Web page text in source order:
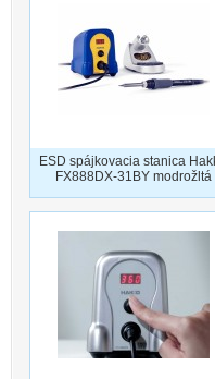
ESD spájkovacia stanica
FX888DX-31BY modrožltá